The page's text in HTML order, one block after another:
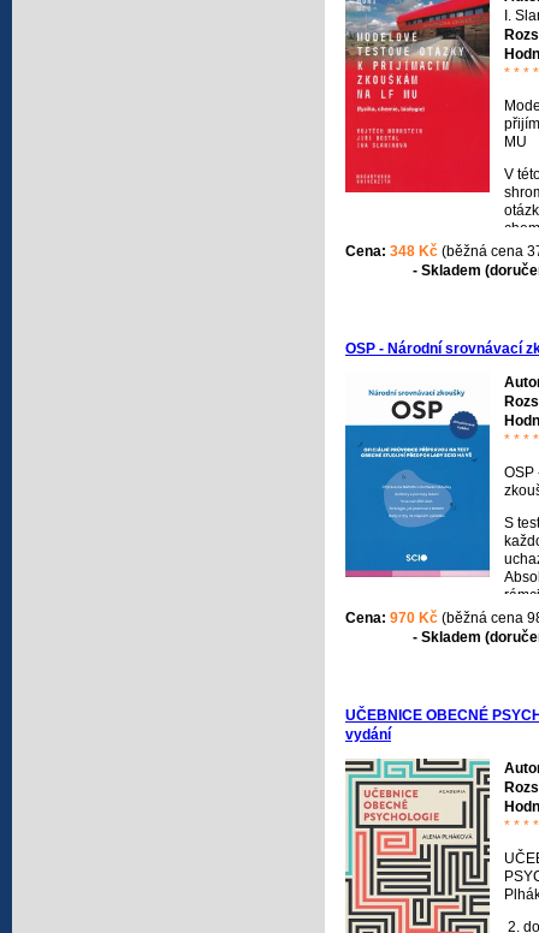
I.
* * *
MU
V
při
Cena: 348 Kč (běžná cena
- Skladem
OSP - Národní srovnávací
* * *
OSP
S
Cena: 970 Kč (běžná cena
- Skladem
UČEBNICE OBECNÉ
vydání
* * *
2.